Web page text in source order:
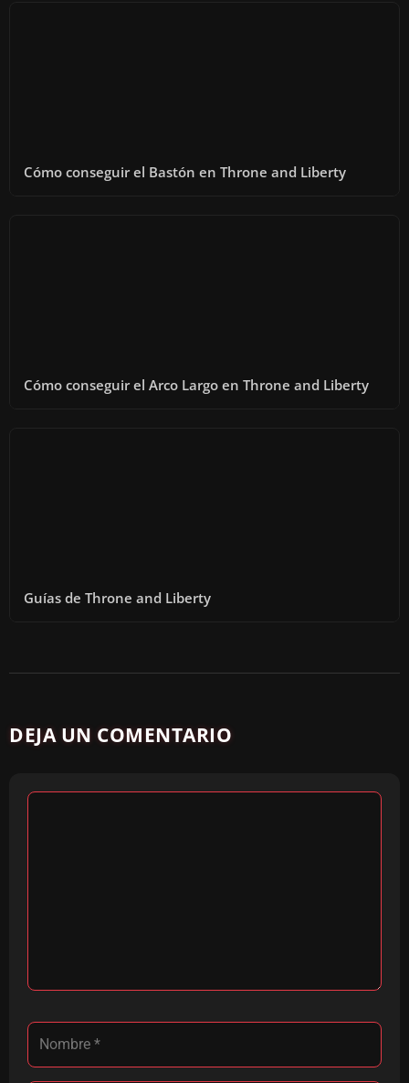
Cómo conseguir el Bastón en Throne and Liberty
Cómo conseguir el Arco Largo en Throne and Liberty
Guías de Throne and Liberty
DEJA UN COMENTARIO